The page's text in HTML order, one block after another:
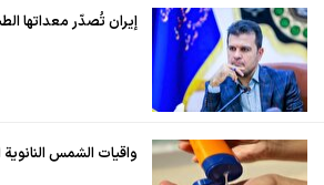
إيران تُصدّر معداتها الطبية إلى 60
واقيات الشمس النانوية